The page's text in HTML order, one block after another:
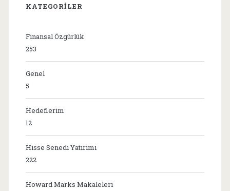
KATEGORILER
Finansal Özgürlük
253
Genel
5
Hedeflerim
12
Hisse Senedi Yatırımı
222
Howard Marks Makaleleri